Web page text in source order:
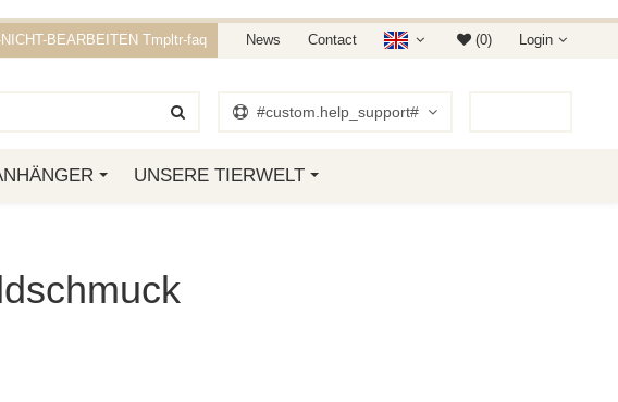
SIE 15% RABATT.
GILT BIS ZUM 01. JANUAR 2019
BEARBEITEN Tmpltr-faq News Contact (0) Login
#custom.help_support#
UNSERE TIERWELT